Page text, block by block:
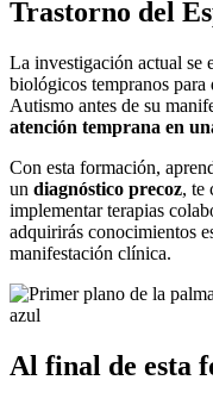
Trastorno del
La investigación actual se
biológicos tempranos para
Autismo antes de su
atención temprana en
Con esta formación,
un diagnóstico precoz, te
implementar terapias
adquirirás conocimientos
manifestación clínica.
Al final de esta